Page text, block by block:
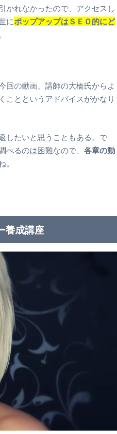
れなかったので、アクセスし
にポップアップはＳＥＯ的にど
回の動画、講師の大橋氏からよ
ことというアドバイスがかなり
したいと思うこともある。で
べるのは困難なので、 各章の動
。
養成講座